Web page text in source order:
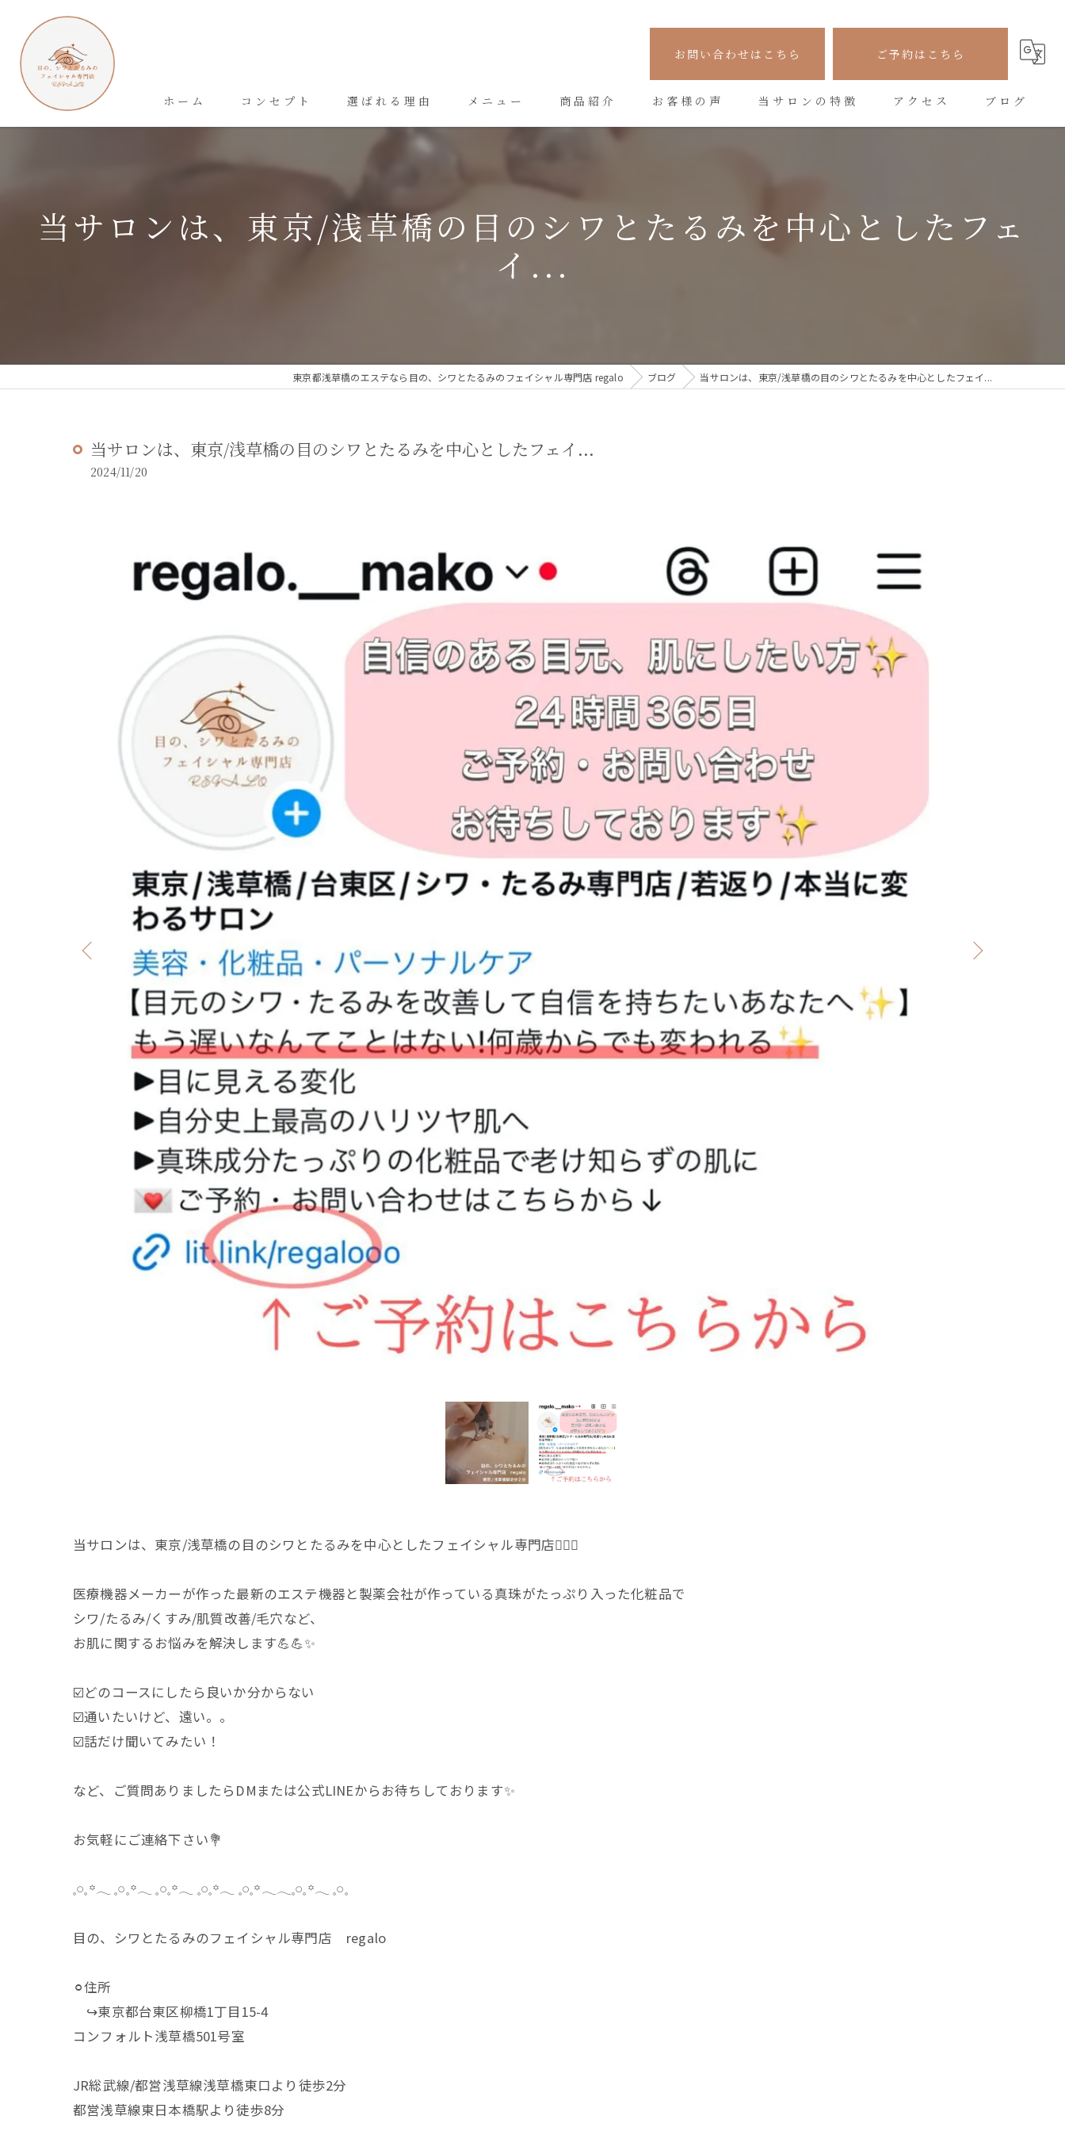
お問い合わせはこちら ご予約はこちら
ホーム コンセプト 選ばれる理由 メニュー 商品紹介 お客様の声 当サロンの特徴
たるみ
アクセス ブログ
当サロンは、東京/浅草橋の目のシワとたるみを中心としたフェ
イ...
東京都浅草橋のエステなら目の、シワとたるみのフェイシャル専門店 regalo ブログ 当サロンは、東京/浅草橋の目のシワとたるみを中心としたフェイ...
当サロンは、東京/浅草橋の目のシワとたるみを中心としたフェイ...
2024/11/20
当サロンは、東京/浅草橋の目のシワとたるみを中心としたフェイシャル専門店💆‍♀️✨
医療機器メーカーが作った最新のエステ機器と製薬会社が作っている真珠がたっぷり入った化粧品で
シワ/たるみ/くすみ/肌質改善/毛穴など、
お肌に関するお悩みを解決します💪💪✨
☑️どのコースにしたら良いか分からない
☑️通いたいけど、遠い。。
☑️話だけ聞いてみたい！
など、ご質問ありましたらDMまたは公式LINEからお待ちしております✨
お気軽にご連絡下さい💐
𓈒𓏸𓈒꙳𓂃 𓈒𓏸𓈒꙳𓂃 𓈒𓏸𓈒꙳𓂃 𓈒𓏸𓈒꙳𓂃 𓈒𓏸𓈒꙳𓂃𓂃𓈒𓏸𓈒꙳𓂃 𓈒𓏸𓈒
目の、シワとたるみのフェイシャル専門店 regalo
⚪︎住所
↪︎東京都台東区柳橋1丁目15-4
コンフォルト浅草橋501号室
JR総武線/都営浅草線浅草橋東口より徒歩2分
都営浅草線東日本橋駅より徒歩8分